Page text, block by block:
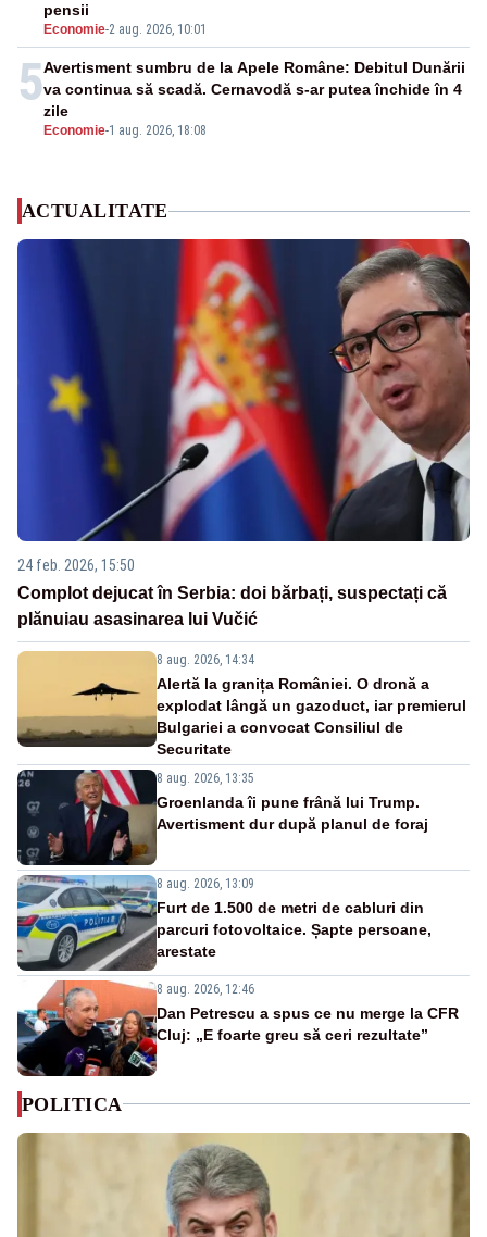
Economie-2 aug. 2026, 10:01
pensii
5
Economie-1 aug. 2026, 18:08
Avertisment sumbru de la Apele Române: Debitul Dunării
va continua să scadă. Cernavodă s-ar putea închide în 4
zile
ACTUALITATE
24 feb. 2026, 15:50
Complot dejucat în Serbia: doi bărbați, suspectați că
plănuiau asasinarea lui Vučić
8 aug. 2026, 14:34
Alertă la granița României. O dronă a
explodat lângă un gazoduct, iar premierul
Bulgariei a convocat Consiliul de
Securitate
8 aug. 2026, 13:35
Groenlanda îi pune frână lui Trump.
Avertisment dur după planul de foraj
8 aug. 2026, 13:09
Furt de 1.500 de metri de cabluri din
parcuri fotovoltaice. Șapte persoane,
arestate
8 aug. 2026, 12:46
Dan Petrescu a spus ce nu merge la CFR
Cluj: „E foarte greu să ceri rezultate”
POLITICA